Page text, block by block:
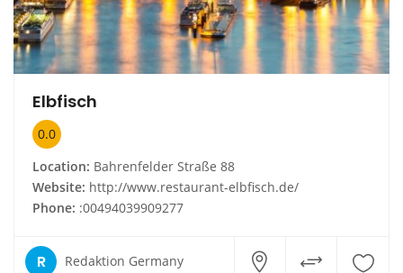
Elbfisch
0.0
Location: Bahrenfelder Straße 88
Website: http://www.restaurant-elbfisch.de/
Phone: :00494039909277
R Redaktion Germany